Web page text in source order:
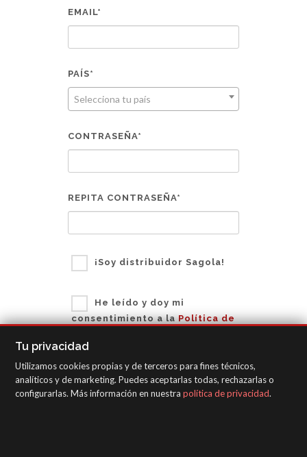
EMAIL*
PAÍS*
Selecciona tu país
CONTRASEÑA*
REPITA CONTRASEÑA*
¡Soy distribuidor Sagola!
He leído y doy mi
consentimiento a laPolítica de
Autorizo el envío de
información comercial
Tu privacidad
Utilizamos cookies propias y de terceros para fines técnicos,
analíticos y de marketing. Puedes aceptarlas todas, rechazarlas o
configurarlas. Más información en nuestra política de privacidad.